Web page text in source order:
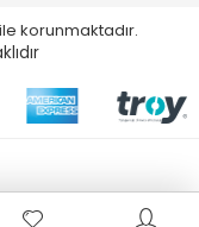
korunmaktadır.